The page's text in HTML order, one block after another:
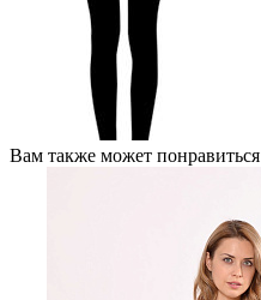
Вам также может понравиться